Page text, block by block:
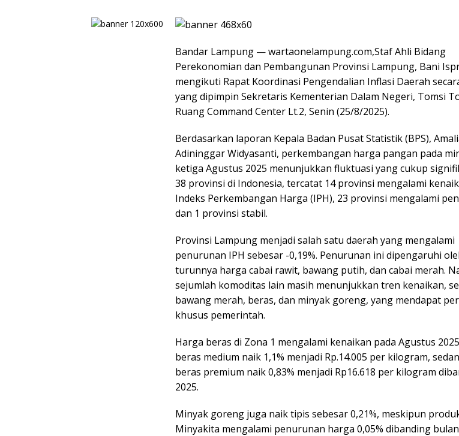
Bandar Lampung — wartaonelampung.com,Staf Ahli Bidang
Perekonomian dan Pembangunan Provinsi Lampung, Bani
mengikuti Rapat Koordinasi Pengendalian Inflasi Daerah
yang dipimpin Sekretaris Kementerian Dalam Negeri, Tomsi
Ruang Command Center Lt.2, Senin (25/8/2025).
Berdasarkan laporan Kepala Badan Pusat Statistik (BPS),
Adininggar Widyasanti, perkembangan harga pangan pada
ketiga Agustus 2025 menunjukkan fluktuasi yang cukup
38 provinsi di Indonesia, tercatat 14 provinsi mengalami
Indeks Perkembangan Harga (IPH), 23 provinsi mengalami
dan 1 provinsi stabil.
Provinsi Lampung menjadi salah satu daerah yang mengalami
penurunan IPH sebesar -0,19%. Penurunan ini dipengaruhi
turunnya harga cabai rawit, bawang putih, dan cabai merah.
sejumlah komoditas lain masih menunjukkan tren kenaikan,
bawang merah, beras, dan minyak goreng, yang mendapat
khusus pemerintah.
Harga beras di Zona 1 mengalami kenaikan pada Agustus
beras medium naik 1,1% menjadi Rp.14.005 per kilogram,
beras premium naik 0,83% menjadi Rp16.618 per kilogram
2025.
Minyak goreng juga naik tipis sebesar 0,21%, meskipun
Minyakita mengalami penurunan harga 0,05% dibanding bulan